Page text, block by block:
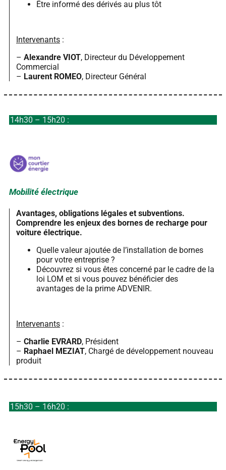
Être informé des dérivés au plus tôt
Intervenants :
– Alexandre VIOT, Directeur du Développement
Commercial
– Laurent ROMEO, Directeur Général
14h30 – 15h20 :
Mobilité électrique
Avantages, obligations légales et subventions.
Comprendre les enjeux des bornes de recharge pour
voiture électrique.
Quelle valeur ajoutée de l’installation de bornes
pour votre entreprise ?
Découvrez si vous êtes concerné par le cadre de la
loi LOM et si vous pouvez bénéficier des
avantages de la prime ADVENIR.
Intervenants :
– Charlie EVRARD, Président
– Raphael MEZIAT, Chargé de développement nouveau
produit
15h30 – 16h20 :